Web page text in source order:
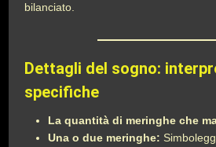
bilanciato.
Dettagli del sogno:
specifiche
La quantità di meringhe che
Una o due meringhe: